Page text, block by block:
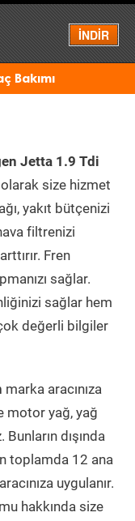
İNDİR
Menü
Bakımı
Jetta 1.9 Tdi
olarak size hizmet
yakıt bütçenizi
filtrenizi
Fren
sağlar.
sağlar hem
değerli bilgiler
marka aracınıza
motor yağ, yağ
dışında
toplamda 12 ana
uygulanır.
hakkında size